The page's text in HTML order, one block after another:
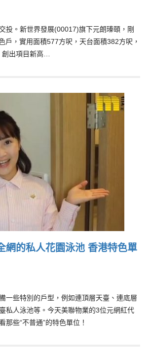
投。新世界發展(00017)旗下元朗瑧頤，剛
戶，實用面積577方呎，天台面積382方呎，
出項目新高…
網的私人花園泳池 香港特色單
一些特別的戶型，例如連頂層天臺、連底層
私人泳池等。今天美聯物業的3位元網紅代
那些“不普通”的特色單位！